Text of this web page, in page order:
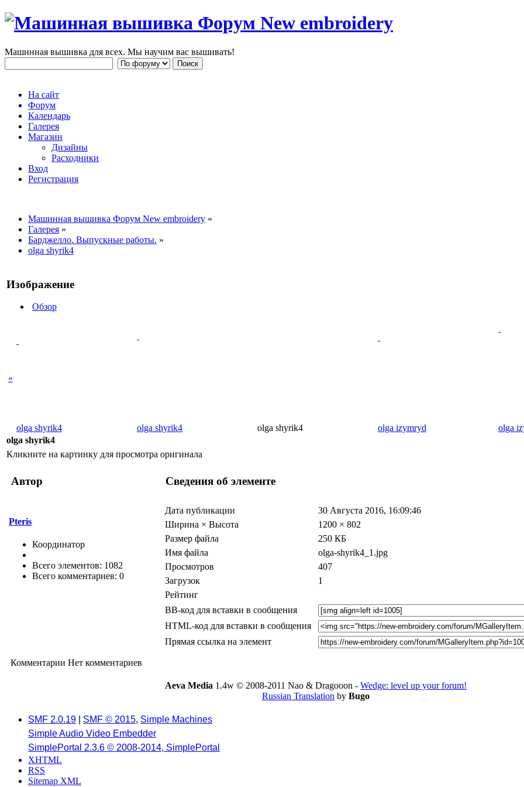
Машинная вышивка для всех. Мы научим вас вышивать!
На сайт
Форум
Календарь
Галерея
Магазин
Дизайны
Расходники
Вход
Регистрация
Машинная вышивка Форум New embroidery »
Галерея »
Барджелло. Выпускные работы. »
olga shyrik4
Изображение
Обзор
«
olga shyrik4 olga shyrik4 olga shyrik4 olga izymryd
olga
olga shyrik4
Кликните на картинку для просмотра оригинала
Автор Сведения об элементе
Pteris
Координатор
Всего элементов: 1082
Всего комментариев: 0
Дата публикации
30 Августа 2016, 16:09:46
Ширина × Высота
1200 × 802
Размер файла
250 КБ
Имя файла
olga-shyrik4_1.jpg
Просмотров
407
Загрузок
1
Рейтинг
BB-код для вставки в сообщения
HTML-код для вставки в сообщения
Прямая ссылка на элемент
Комментарии Нет комментариев
Aeva Media 1.4w © 2008-2011 Nao & Dragooon - Wedge: level up your forum!
Russian Translation by Bugo
SMF 2.0.19 SMF © 2015, Simple Machines
Simple Audio Video Embedder
SimplePortal 2.3.6 © 2008-2014, SimplePortal
XHTML
RSS
Sitemap XML